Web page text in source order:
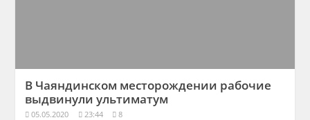
В Чаяндинском месторождении рабочие
выдвинули ультиматум
05.05.2020 23:44 8